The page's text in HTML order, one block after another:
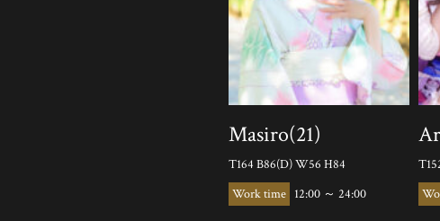
Masiro(21)
T164 B86(D) W56 H84
12:00 ～ 24:00